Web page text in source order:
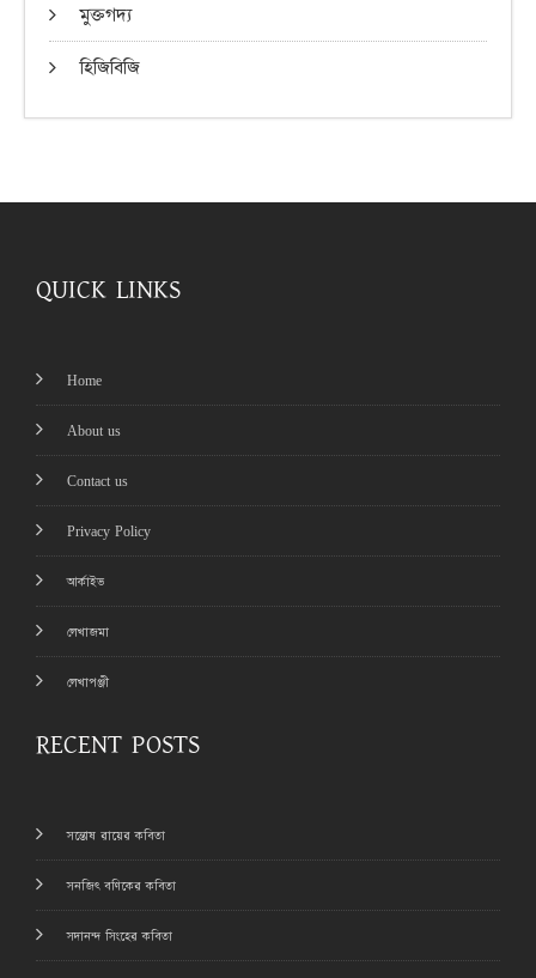
মুক্তগদ্য
হিজিবিজি
QUICK LINKS
Home
About us
Contact us
Privacy Policy
আর্কাইভ
লেখাজমা
লেখাপঞ্জী
RECENT POSTS
সন্তোষ রায়ের কবিতা
সনজিৎ বণিকের কবিতা
সদানন্দ সিংহের কবিতা